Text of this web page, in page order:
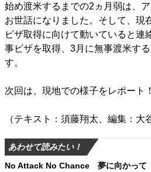
始め渡米するまでの2ヵ月弱は、
お世話になりました。そして、現
ビザ取得に向けて動いていると連
事ビザを取得、3月に無事渡米す
す。
次回は、現地での様子をレポート
（テキスト：須藤翔太、編集：大
あわせて読みたい！
No Attack No Chance 夢に向かって